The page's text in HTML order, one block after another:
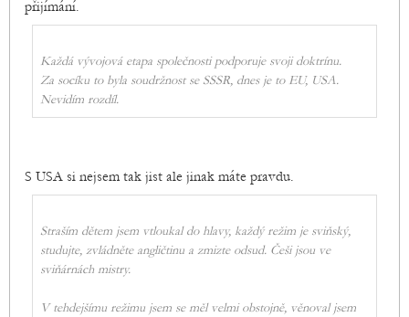
přijímání.
Každá vývojová etapa společnosti podporuje svoji doktrínu.
Za socíku to byla soudržnost se SSSR, dnes je to EU, USA.
Nevidím rozdíl.
S USA si nejsem tak jist ale jinak máte pravdu.
Straším dětem jsem vtloukal do hlavy, každý režim je sviňský,
studujte, zvládněte angličtinu a zmizte odsud. Češi jsou ve
sviňárnách mistry.
V tehdejšímu režimu jsem se měl velmi obstojně, věnoval jsem